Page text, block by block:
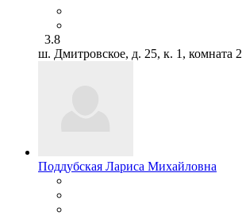
3.8
ш. Дмитровское, д. 25, к. 1, комната 2
Поддубская Лариса Михайловна